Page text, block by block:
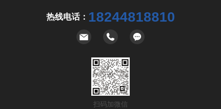
热线电话： 18244818810
扫码加微信